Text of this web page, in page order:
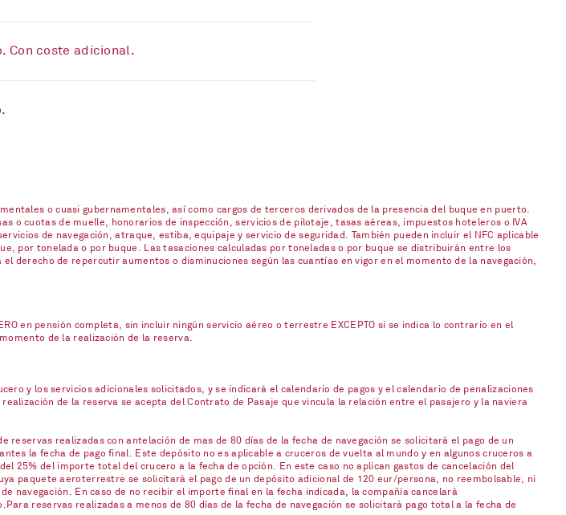
Con coste adicional.
o cuasi gubernamentales, así como cargos de terceros derivados de la presencia del buque en puerto.
o cuotas de muelle, honorarios de inspección, servicios de pilotaje, tasas aéreas, impuestos hoteleros o IVA
de navegación, atraque, estiba, equipaje y servicio de seguridad. También pueden incluir el NFC aplicable
por tonelada o por buque. Las tasaciones calculadas por toneladas o por buque se distribuirán entre los
derecho de repercutir aumentos o disminuciones según las cuantías en vigor en el momento de la navegación,
en pensión completa, sin incluir ningún servicio aéreo o terrestre EXCEPTO si se indica lo contrario en el
de la realización de la reserva.
y los servicios adicionales solicitados, y se indicará el calendario de pagos y el calendario de penalizaciones
de la reserva se acepta del Contrato de Pasaje que vincula la relación entre el pasajero y la naviera
realizadas con antelación de mas de 80 días de la fecha de navegación se solicitará el pago de un
la fecha de pago final. Este depósito no es aplicable a cruceros de vuelta al mundo y en algunos cruceros a
del importe total del crucero a la fecha de opción. En este caso no aplican gastos de cancelación del
paquete aeroterrestre se solicitará el pago de un depósito adicional de 120 eur/persona, no reembolsable, ni
navegación. En caso de no recibir el importe final en la fecha indicada, la compañía cancelará
reservas realizadas a menos de 80 días de la fecha de navegación se solicitará pago total a la fecha de